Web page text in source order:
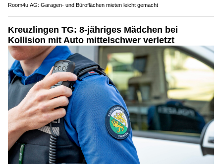
Room4u AG: Garagen- und Büroflächen mieten leicht gemacht
Kreuzlingen TG: 8-jähriges Mädchen bei
Kollision mit Auto mittelschwer verletzt